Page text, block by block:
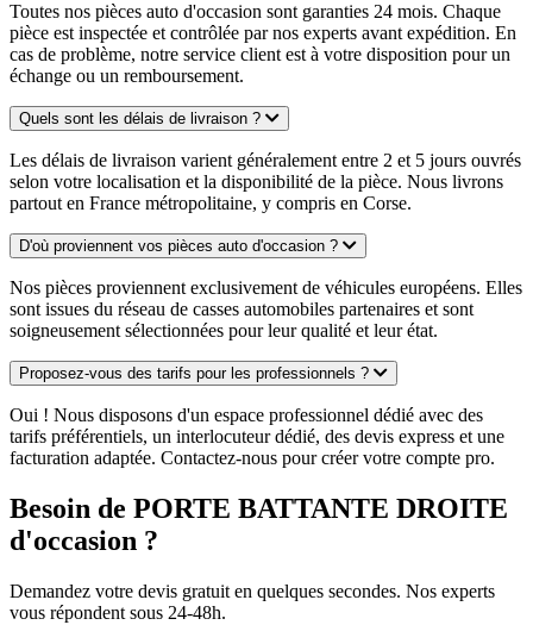
Toutes nos pièces auto d'occasion sont garanties 24 mois. Chaque
pièce est inspectée et contrôlée par nos experts avant expédition. En
cas de problème, notre service client est à votre disposition pour un
échange ou un remboursement.
Quels sont les délais de livraison ?
Les délais de livraison varient généralement entre 2 et 5 jours ouvrés
selon votre localisation et la disponibilité de la pièce. Nous livrons
partout en France métropolitaine, y compris en Corse.
D'où proviennent vos pièces auto d'occasion ?
Nos pièces proviennent exclusivement de véhicules européens. Elles
sont issues du réseau de casses automobiles partenaires et sont
soigneusement sélectionnées pour leur qualité et leur état.
Proposez-vous des tarifs pour les professionnels ?
Oui ! Nous disposons d'un espace professionnel dédié avec des
tarifs préférentiels, un interlocuteur dédié, des devis express et une
facturation adaptée. Contactez-nous pour créer votre compte pro.
Besoin de PORTE BATTANTE DROITE
d'occasion ?
Demandez votre devis gratuit en quelques secondes. Nos experts
vous répondent sous 24-48h.